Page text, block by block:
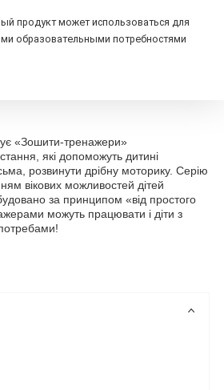
продукт может использоваться для
образовательными потребностями
«Зошити-тренажери»
які допоможуть дитині
розвинути дрібну моторику. Серію
вікових можливостей дітей
за принципом «від простого
можуть працювати і діти з